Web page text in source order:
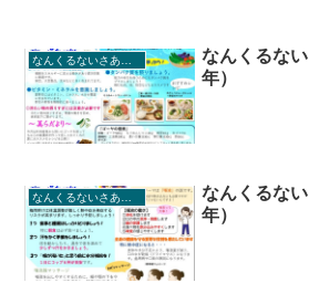
なんくるな
年）
なんくるな
年）